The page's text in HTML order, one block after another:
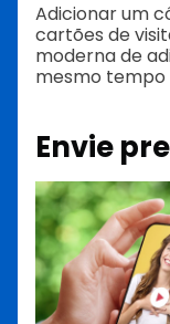
Adicionar um
cartões de
moderna de
mesmo
Envie